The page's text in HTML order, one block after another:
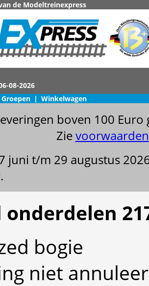
de Modeltreinexpress
Groepen | Winkelwagen
boven 100
Zievoorwaarden
juni t/m 29 augustus
bogie
niet